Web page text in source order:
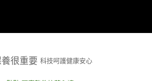
很重要 科技呵護健康安心